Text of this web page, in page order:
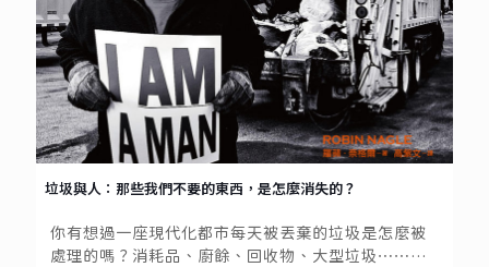
垃圾與人：那些我們不要的東西，是怎麼消失的？
你有想過一座現代化都市每天被丟棄的垃圾是怎麼被
處理的嗎？消耗品、廚餘、回收物、大型垃圾⋯⋯各